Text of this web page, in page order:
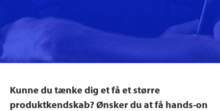
Kunne du tænke dig et få et større
produktkendskab? Ønsker du at få hands-on